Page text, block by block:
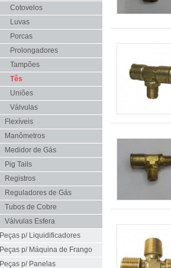
Cotovelos
Luvas
Porcas
Prolongadores
Tampões
Tês
Uniões
Válvulas
Flexíveis
Manômetros
Medidor de Gás
Pig Tails
Registros
Reguladores de Gás
Tubos de Cobre
Válvulas Esfera
Peças p/ Liquidificadores
Peças p/ Máquina de Frango
Peças p/ Panelas